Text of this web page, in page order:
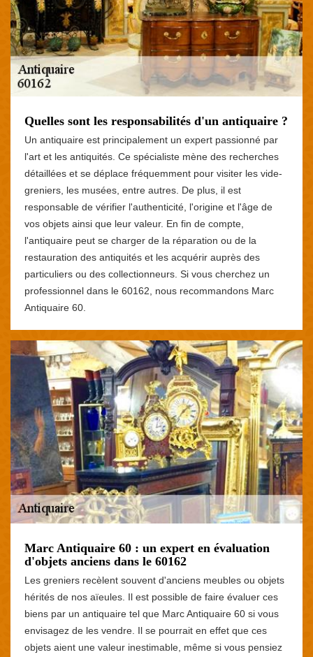
Quelles sont les responsabilités d'un antiquaire ?
Un antiquaire est principalement un expert passionné par
l'art et les antiquités. Ce spécialiste mène des recherches
détaillées et se déplace fréquemment pour visiter les vide-
greniers, les musées, entre autres. De plus, il est
responsable de vérifier l'authenticité, l'origine et l'âge de
vos objets ainsi que leur valeur. En fin de compte,
l'antiquaire peut se charger de la réparation ou de la
restauration des antiquités et les acquérir auprès des
particuliers ou des collectionneurs. Si vous cherchez un
professionnel dans le 60162, nous recommandons Marc
Antiquaire 60.
Marc Antiquaire 60 : un expert en évaluation
d'objets anciens dans le 60162
Les greniers recèlent souvent d'anciens meubles ou objets
hérités de nos aïeules. Il est possible de faire évaluer ces
biens par un antiquaire tel que Marc Antiquaire 60 si vous
envisagez de les vendre. Il se pourrait en effet que ces
objets aient une valeur inestimable, même si vous pensiez